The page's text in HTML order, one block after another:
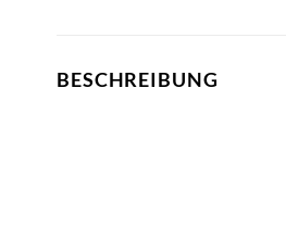
BESCHREIBUNG